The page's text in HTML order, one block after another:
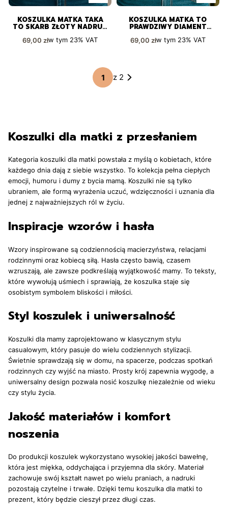
KOSZULKA MATKA TAKA
TO SKARB ZŁOTY NADRUK
Cena brutto
69,00 złw tym 23%VAT
KOSZULKA MATKA TO
PRAWDZIWY DIAMENT
KOBIETY
Cena brutto
69,00 złw tym 23% VAT
z 2
Koszulki dla matki z przesłaniem
Kategoria koszulki dla matki powstała z myślą o kobietach, które
każdego dnia dają z siebie wszystko. To kolekcja pełna ciepłych
emocji, humoru i dumy z bycia mamą. Koszulki nie są tylko
ubraniem, ale formą wyrażenia uczuć, wdzięczności i uznania dla
jednej z najważniejszych ról w życiu.
Inspiracje wzorów i hasła
Wzory inspirowane są codziennością macierzyństwa, relacjami
rodzinnymi oraz kobiecą siłą. Hasła często bawią, czasem
wzruszają, ale zawsze podkreślają wyjątkowość mamy. To teksty,
które wywołują uśmiech i sprawiają, że koszulka staje się
osobistym symbolem bliskości i miłości.
Styl koszulek i uniwersalność
Koszulki dla mamy zaprojektowano w klasycznym stylu
casualowym, który pasuje do wielu codziennych stylizacji.
Świetnie sprawdzają się w domu, na spacerze, podczas spotkań
rodzinnych czy wyjść na miasto. Prosty krój zapewnia wygodę, a
uniwersalny design pozwala nosić koszulkę niezależnie od wieku
czy stylu życia.
Jakość materiałów i komfort
noszenia
Do produkcji koszulek wykorzystano wysokiej jakości bawełnę,
która jest miękka, oddychająca i przyjemna dla skóry. Materiał
zachowuje swój kształt nawet po wielu praniach, a nadruki
pozostają czytelne i trwałe. Dzięki temu koszulka dla matki to
prezent, który będzie cieszył przez długi czas.